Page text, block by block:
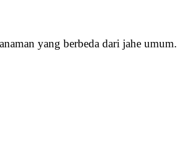
yang berbeda dari jahe umum.